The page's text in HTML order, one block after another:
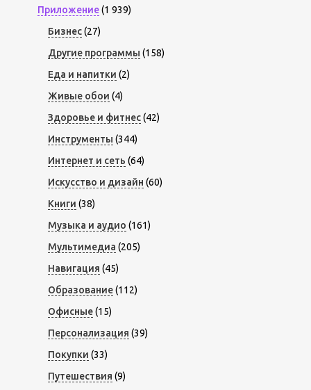
Приложение(1 939)
Бизнес(27)
Другие программы (158)
Еда и напитки (2)
Живые обои (4)
Здоровье и фитнес(42)
Инструменты (344)
Интернет и сеть (64)
Искусство и дизайн (60)
Книги (38)
Музыка и аудио (161)
Мультимедиа (205)
Навигация (45)
Образование(112)
Офисные(15)
Персонализация (39)
Покупки (33)
Путешествия (9)